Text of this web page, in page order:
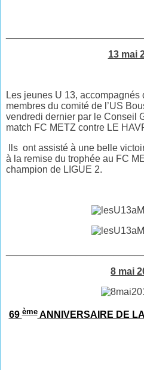
13 mai
Les jeunes U 13, accompagnés
membres du comité de l’US
vendredi dernier par le Conseil
match FC METZ contre LE
Ils ont assisté à une belle
à la remise du trophée au FC
champion de LIGUE 2.
8 mai
69èmeANNIVERSAIRE DE